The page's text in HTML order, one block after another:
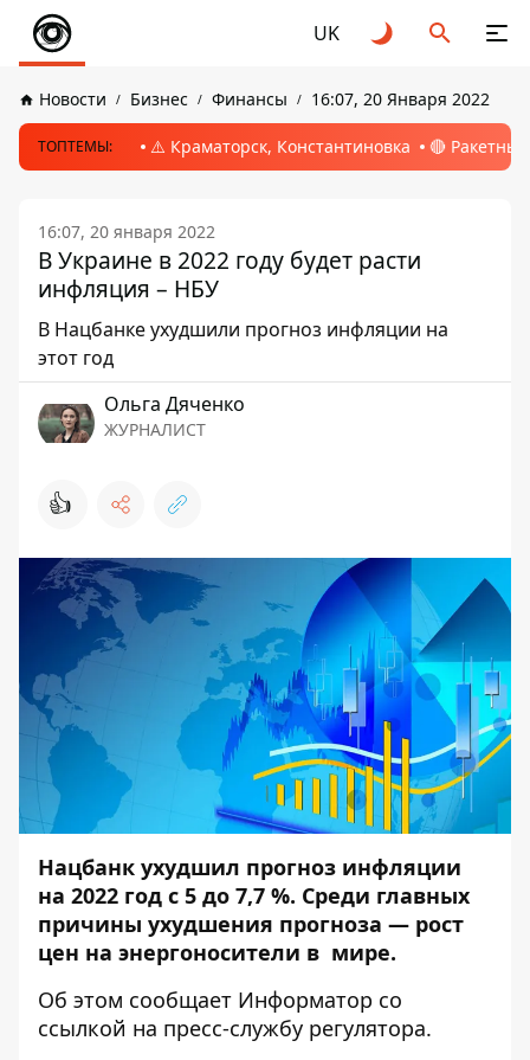
UK
Новости Бизнес Финансы 16:07, 20 Января 2022
ТОПТЕМЫ: ⚠️ Краматорск, Константиновка 🔴
16:07, 20 января 2022
В Украине в 2022 году будет расти
инфляция – НБУ
В Нацбанке ухудшили прогноз инфляции на
этот год
Ольга Дяченко
ЖУРНАЛИСТ
👍
Нацбанк ухудшил прогноз инфляции
на 2022 год с 5 до 7,7 %. Среди главных
причины ухудшения прогноза — рост
цен на энергоносители в мире.
Об этом сообщает Информатор со
ссылкой на пресс-службу регулятора.